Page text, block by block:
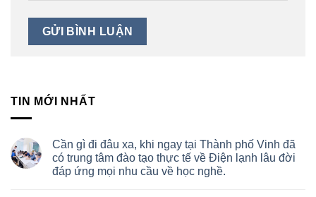
TIN MỚI NHẤT
Cần gì đi đâu xa, khi ngay tại Thành phố Vinh đã
có trung tâm đào tạo thực tế về Điện lạnh lâu đời
đáp ứng mọi nhu cầu về học nghề.